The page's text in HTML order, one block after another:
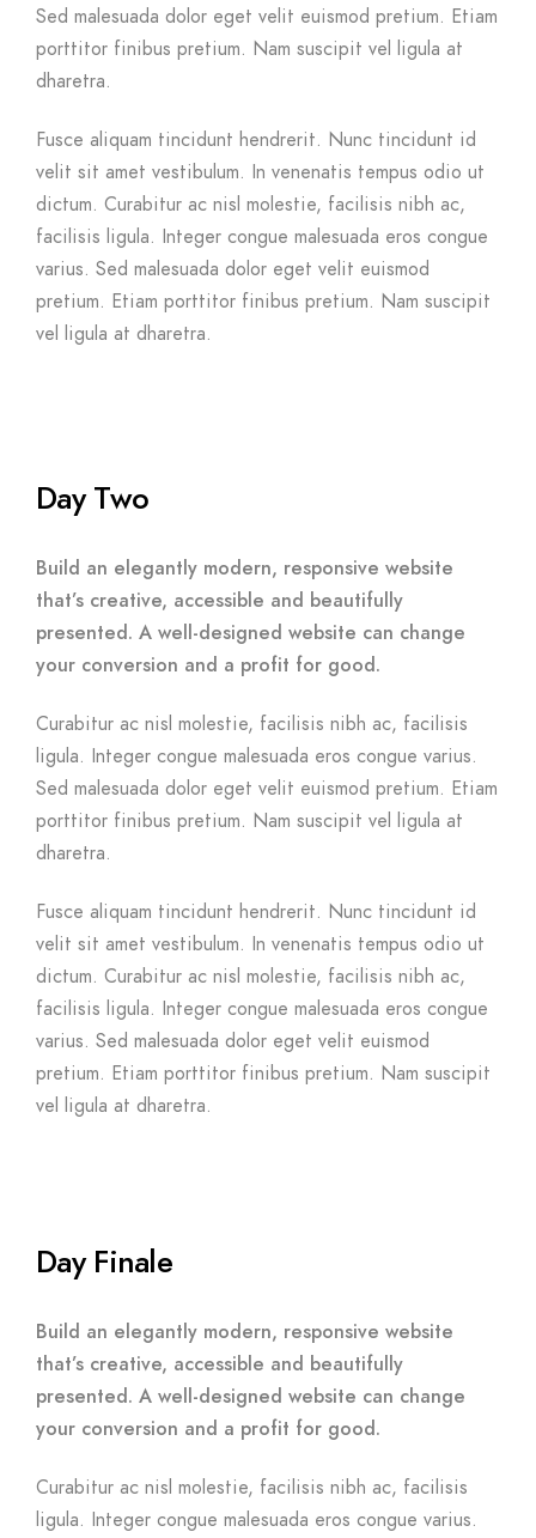
Sed malesuada dolor eget velit euismod pretium. Etiam
porttitor finibus pretium. Nam suscipit vel ligula at
dharetra.
Fusce aliquam tincidunt hendrerit. Nunc tincidunt id
velit sit amet vestibulum. In venenatis tempus odio ut
dictum. Curabitur ac nisl molestie, facilisis nibh ac,
facilisis ligula. Integer congue malesuada eros congue
varius. Sed malesuada dolor eget velit euismod
pretium. Etiam porttitor finibus pretium. Nam suscipit
vel ligula at dharetra.
Day Two
Build an elegantly modern, responsive website
that’s creative, accessible and beautifully
presented. A well-designed website can change
your conversion and a profit for good.
Curabitur ac nisl molestie, facilisis nibh ac, facilisis
ligula. Integer congue malesuada eros congue varius.
Sed malesuada dolor eget velit euismod pretium. Etiam
porttitor finibus pretium. Nam suscipit vel ligula at
dharetra.
Fusce aliquam tincidunt hendrerit. Nunc tincidunt id
velit sit amet vestibulum. In venenatis tempus odio ut
dictum. Curabitur ac nisl molestie, facilisis nibh ac,
facilisis ligula. Integer congue malesuada eros congue
varius. Sed malesuada dolor eget velit euismod
pretium. Etiam porttitor finibus pretium. Nam suscipit
vel ligula at dharetra.
Day Finale
Build an elegantly modern, responsive website
that’s creative, accessible and beautifully
presented. A well-designed website can change
your conversion and a profit for good.
Curabitur ac nisl molestie, facilisis nibh ac, facilisis
ligula. Integer congue malesuada eros congue varius.